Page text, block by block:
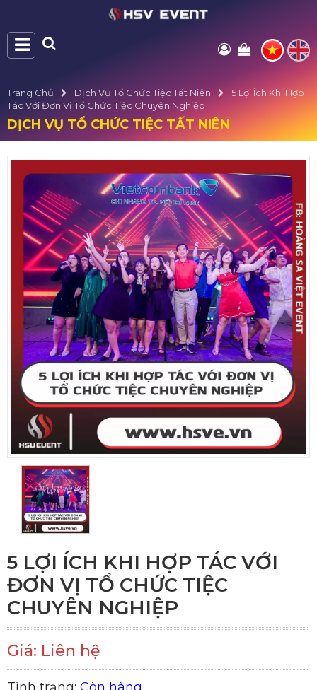
Trang Chủ Dịch Vụ Tổ Chức Tiệc Tất Niên
5 Lợi Ích Khi Hợp
Tác Với Đơn Vị Tổ Chức Tiệc Chuyên Nghiệp
DỊCH VỤ TỔ CHỨC TIỆC TẤT NIÊN
5 LỢI ÍCH KHI HỢP TÁC VỚI
ĐƠN VỊ TỔ CHỨC TIỆC
CHUYÊN NGHIỆP
Giá: Liên hệ